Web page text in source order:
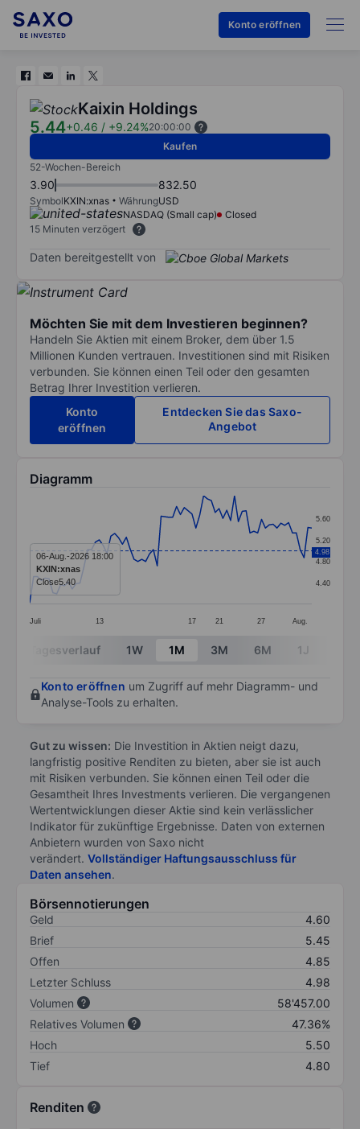
Konto eröffnen
Kaixin Holdings
5.44+0.46 / +9.24%20:00:00
Kaufen
52-Wochen-Bereich
3.90 832.50
SymbolKXIN:xnas WährungUSD
NASDAQ (Small cap)
Closed
15 Minuten verzögert
Daten bereitgestellt von
Möchten Sie mit dem Investieren beginnen?
Handeln Sie Aktien mit einem Broker, dem über 1.5
Millionen Kunden vertrauen. Investitionen sind mit Risiken
verbunden. Sie können einen Teil oder den gesamten
Betrag Ihrer Investition verlieren.
Konto
eröffnen
Entdecken Sie das Saxo-
Angebot
Diagramm
Line chart with 74 data points.
The chart has 1 X axis displaying categories.
The chart has 1 Y axis displaying values. Data
Juli 13 17 21 27 Aug.
4.40
4.80
5.20
5.60
4.98
06-Aug.-2026 18:00
KXIN:xnas
Close5.40
End of interactive chart.
Tagesverlauf 1W 1M 3M 6M 1J
Konto eröffnen um Zugriff auf mehr Diagramm- und
Analyse-Tools zu erhalten.
Gut zu wissen: Die Investition in Aktien neigt dazu,
langfristig positive Renditen zu bieten, aber sie ist auch
mit Risiken verbunden. Sie können einen Teil oder die
Gesamtheit Ihres Investments verlieren. Die vergangenen
Wertentwicklungen dieser Aktie sind kein verlässlicher
Indikator für zukünftige Ergebnisse. Daten von externen
Anbietern wurden von Saxo nicht
verändert. Vollständiger Haftungsausschluss für
Daten ansehen.
Börsennotierungen
Geld
4.60
Brief
5.45
Offen
4.85
Letzter Schluss
4.98
Volumen
58'457.00
Relatives Volumen
47.36%
Hoch
5.50
Tief
4.80
Renditen